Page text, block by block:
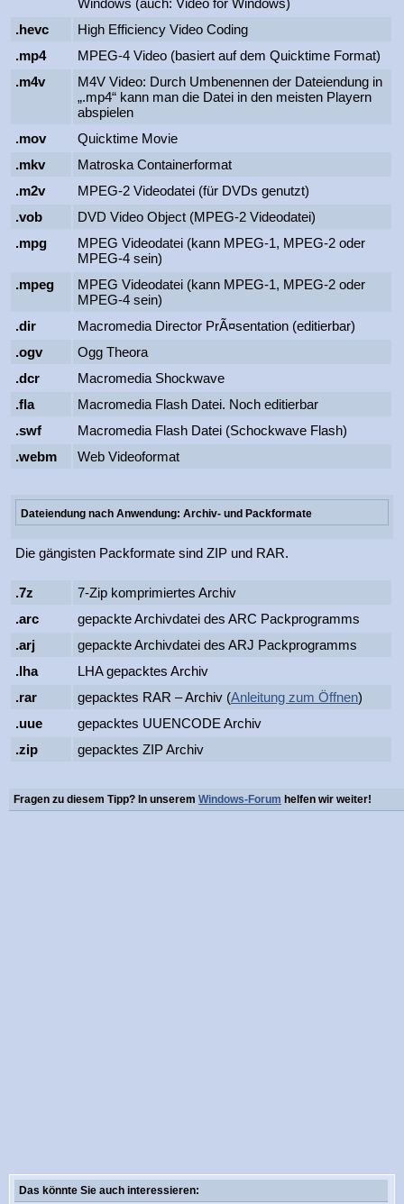
Windows (auch: Video for Windows)
.hevc
High Efficiency Video Coding
.mp4
MPEG-4 Video (basiert auf dem Quicktime Format)
.m4v
M4V Video: Durch Umbenennen der Dateiendung in
„.mp4“ kann man die Datei in den meisten Playern
abspielen
.mov
Quicktime Movie
.mkv
Matroska Containerformat
.m2v
MPEG-2 Videodatei (für DVDs genutzt)
.vob
DVD Video Object (MPEG-2 Videodatei)
.mpg
MPEG Videodatei (kann MPEG-1, MPEG-2 oder
MPEG-4 sein)
.mpeg
MPEG Videodatei (kann MPEG-1, MPEG-2 oder
MPEG-4 sein)
.dir
Macromedia Director PrÃ¤sentation (editierbar)
.ogv
Ogg Theora
.dcr
Macromedia Shockwave
.fla
Macromedia Flash Datei. Noch editierbar
.swf
Macromedia Flash Datei (Schockwave Flash)
.webm
Web Videoformat
Dateiendung nach Anwendung: Archiv- und Packformate
Die gängisten Packformate sind ZIP und RAR.
.7z
7-Zip komprimiertes Archiv
.arc
gepackte Archivdatei des ARC Packprogramms
.arj
gepackte Archivdatei des ARJ Packprogramms
.lha
LHA gepacktes Archiv
.rar
gepacktes RAR – Archiv (Anleitung zum Öffnen)
.uue
gepacktes UUENCODE Archiv
.zip
gepacktes ZIP Archiv
Fragen zu diesem Tipp? In unserem Windows-Forum helfen wir weiter!
Das könnte Sie auch interessieren: